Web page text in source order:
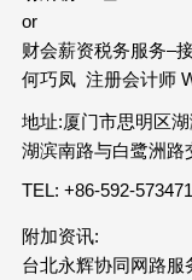
or
财会薪资税务服务–
何巧凤 注册会计师
地址:厦门市思明区
湖滨南路与白鹭洲路
TEL: +86-592-
附加资讯:
台北永辉协同网路服